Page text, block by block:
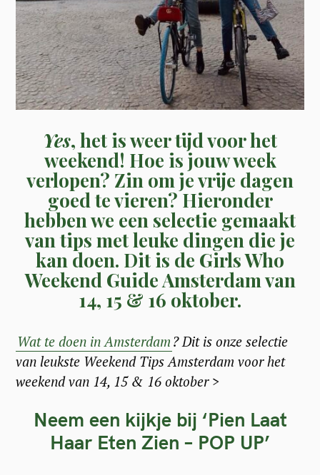
Yes, het is weer tijd voor het
weekend! Hoe is jouw week
verlopen? Zin om je vrije dagen
goed te vieren? Hieronder
hebben we een selectie gemaakt
van tips met leuke dingen die je
kan doen. Dit is de Girls Who
Weekend Guide Amsterdam van
14, 15 & 16 oktober.
Wat te doen in Amsterdam ? Dit is onze selectie
van leukste Weekend Tips Amsterdam voor het
weekend van 14, 15 & 16 oktober >
Neem een kijkje bij ‘Pien Laat
Haar Eten Zien – POP UP’